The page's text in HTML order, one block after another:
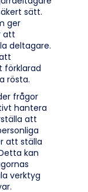
sätt.
ger
att
deltagare.
förklarad
rösta.
frågor
hantera
att
att ställa
kan
verktyg